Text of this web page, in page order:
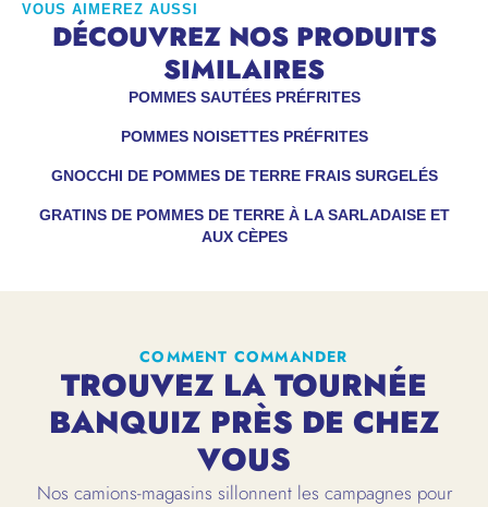
VOUS AIMEREZ AUSSI
DÉCOUVREZ NOS PRODUITS
SIMILAIRES
GNOCCHI DE POMMES DE TERRE FRAIS SURGELÉS
GRATINS DE POMMES DE TERRE À LA SARLADAISE ET
AUX CÈPES
POMMES SAUTÉES PRÉFRITES
POMMES NOISETTES PRÉFRITES
COMMENT COMMANDER
TROUVEZ LA TOURNÉE
BANQUIZ PRÈS DE CHEZ
VOUS
Nos camions-magasins sillonnent les campagnes pour